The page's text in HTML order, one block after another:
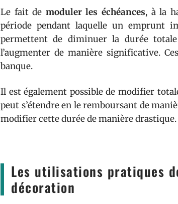
Le fait de moduler les échéances, à la
période pendant laquelle un emprunt
permettent de diminuer la durée
l’augmenter de manière significative.
banque.
Il est également possible de modifier
peut s’étendre en le remboursant de
modifier cette durée de manière
Les utilisations pratiques
décoration